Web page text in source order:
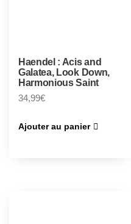
Haendel : Acis and
Galatea, Look Down,
Harmonious Saint
34,99€
Ajouter au panier